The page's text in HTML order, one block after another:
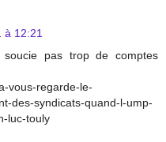
à 12:21
pas trop de comptes
vous-regarde-le-
des-syndicats-quand-l-ump-
luc-touly